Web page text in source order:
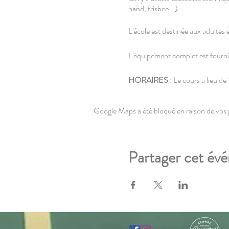
hand, frisbee...)
L'école est destinée aux
L'équipement complet est
HORAIRES: Le cours a lieu
LIEU: Passage de
TARIFS: Option "illimitée" :
Première séance 7€ sans
Google Maps a été bloqué en raison de
Partager cet